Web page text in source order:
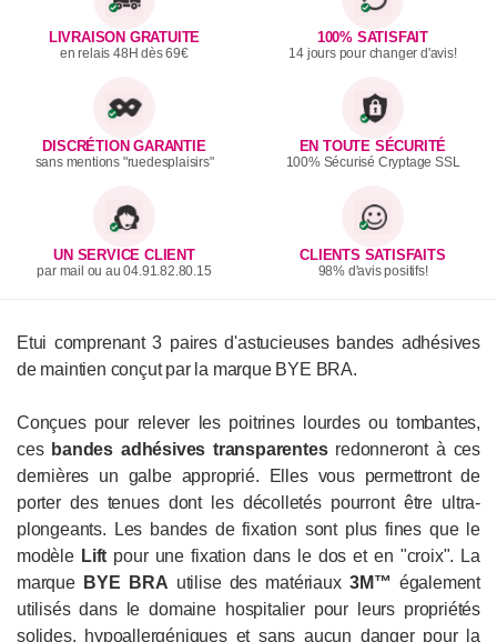
LIVRAISON GRATUITE
en relais 48H dès 69€
100% SATISFAIT
14 jours pour changer d'avis!
DISCRÉTION GARANTIE
sans mentions "ruedesplaisirs"
EN TOUTE SÉCURITÉ
100% Sécurisé Cryptage SSL
UN SERVICE CLIENT
par mail ou au 04.91.82.80.15
CLIENTS SATISFAITS
98% d'avis positifs!
Etui comprenant 3 paires d'astucieuses bandes adhésives
de maintien conçut par la marque BYE BRA.
Conçues pour relever les poitrines lourdes ou tombantes,
ces bandes adhésives transparentesredonneront à ces
dernières un galbe approprié. Elles vous permettront de
porter des tenues dont les décolletés pourront être ultra-
plongeants. Les bandes de fixation sont plus fines que le
modèle Lift pour une fixation dans le dos et en "croix". La
marque BYE BRA utilise des matériaux3M™ également
utilisés dans le domaine hospitalier pour leurs propriétés
solides, hypoallergéniques et sans aucun danger pour la